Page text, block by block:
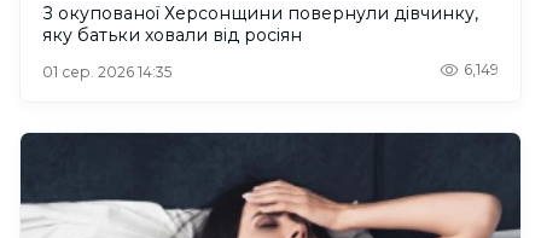
З окупованої Херсонщини повернули дівчинку,
яку батьки ховали від росіян
01 сер. 2026 14:35 6,149